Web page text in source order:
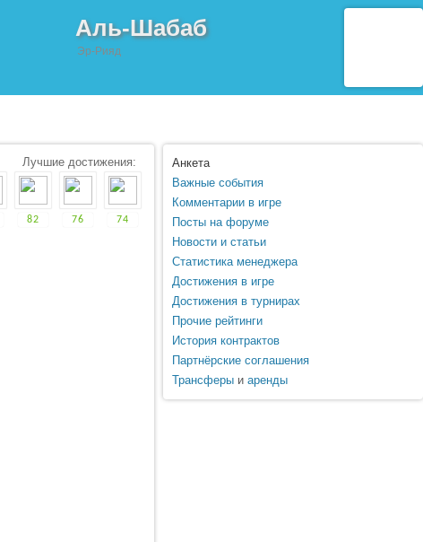
Аль-Шабаб
Эр-Рияд
Лучшие достижения:
82 76 74
Анкета
Важные события
Комментарии в игре
Посты на форуме
Новости и статьи
Статистика менеджера
Достижения в игре
Достижения в турнирах
Прочие рейтинги
История контрактов
Партнёрские соглашения
Трансферы и аренды